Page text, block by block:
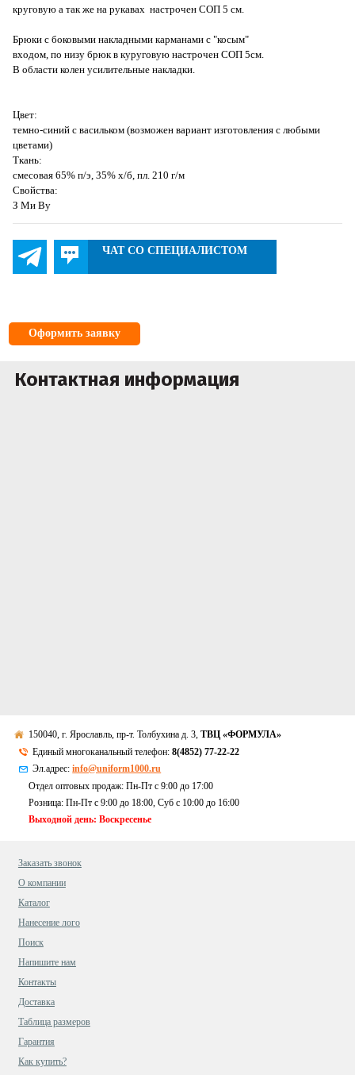
круговую а так же на рукавах настрочен СОП 5 см.
Брюки с боковыми накладными карманами с "косым"
входом, по низу брюк в куруговую настрочен СОП 5см.
В области колен усилительные накладки.
Цвет:
темно-синий с васильком (возможен вариант изготовления с любыми
цветами)
Ткань:
смесовая 65% п/э, 35% х/б, пл. 210 г/м
Свойства:
З Ми Ву
ЧАТ СО СПЕЦИАЛИСТОМ
Оформить заявку
Контактная информация
150040, г. Ярославль, пр-т. Толбухина д. 3,ТВЦ «ФОРМУЛА»
Единый многоканальный телефон:8(4852) 77-22-22
Эл.адрес:info@uniform1000.ru
Отдел оптовых продаж: Пн-Пт с 9:00 до 17:00
Розница: Пн-Пт с 9:00 до 18:00, Суб c 10:00 до 16:00
Выходной день: Воскресенье
Заказать звонок
О компании
Каталог
Нанесение лого
Поиск
Напишите нам
Контакты
Доставка
Таблица размеров
Гарантия
Как купить?